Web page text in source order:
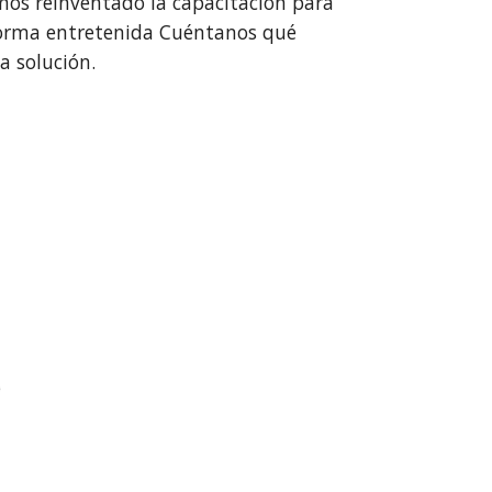
entretenida Cuéntanos qué
solución.